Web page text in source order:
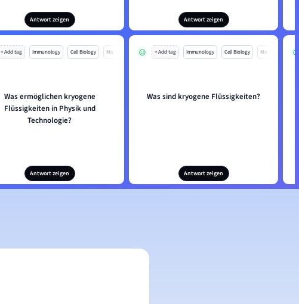
Antwort zeigen Antwort zeigen
+ Add tag Immunology Cell Biology Mo
Was ermöglichen kryogene
Flüssigkeiten in Physik und
Technologie?
Antwort zeigen
+ Add tag Immunology Cell Biology Mo
Was sind kryogene Flüssigkeiten?
Antwort zeigen